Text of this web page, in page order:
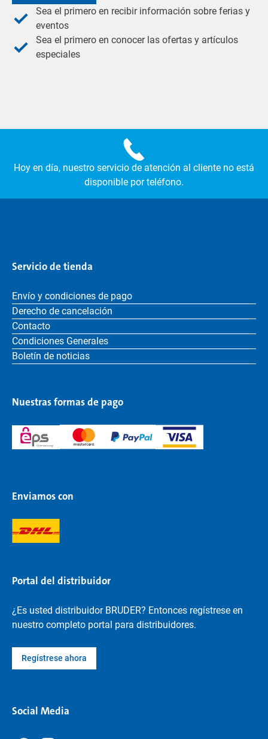
Sea el primero en recibir información sobre ferias y
eventos
Sea el primero en conocer las ofertas y artículos
especiales
Hoy en día, nuestro servicio de atención al cliente no está
disponible por teléfono.
Servicio de tienda
Envío y condiciones de pago
Derecho de cancelación
Contacto
Condiciones Generales
Boletín de noticias
Nuestras formas de pago
Enviamos con
Portal del distribuidor
¿Es usted distribuidor BRUDER? Entonces regístrese en
nuestro completo portal para distribuidores.
Regístrese ahora
Social Media